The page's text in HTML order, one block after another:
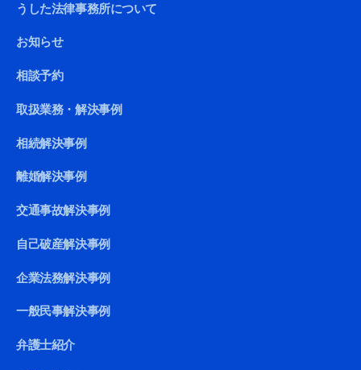
うした法律事務所について
お知らせ
相談予約
取扱業務・解決事例
相続解決事例
離婚解決事例
交通事故解決事例
自己破産解決事例
企業法務解決事例
一般民事解決事例
弁護士紹介